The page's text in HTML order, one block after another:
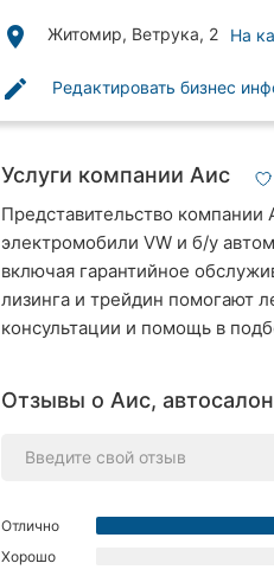
place Житомир, Ветрука, 2 На
edit Редактировать бизнес
Услуги компании Аис
Представительство
электромобили VW и б/у
включая гарантийное
лизинга и трейдин помогают
консультации и помощь в
Отзывы о Аис,
Отлично
Хорошо